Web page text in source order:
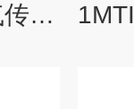
2MTI FGS3‑1000 磁气传感器 磁场测量模块